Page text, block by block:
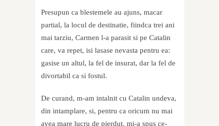
Presupun ca blestemele au ajuns, macar
partial, la locul de destinatie, fiindca trei ani
mai tarziu, Carmen l-a parasit si pe Catalin
care, va repet, isi lasase nevasta pentru ea:
gasise un altul, la fel de insurat, dar la fel de
divortabil ca si fostul.
De curand, m-am intalnit cu Catalin undeva,
din intamplare, si, pentru ca oricum nu mai
avea mare lucru de pierdut, mi-a spus ce-